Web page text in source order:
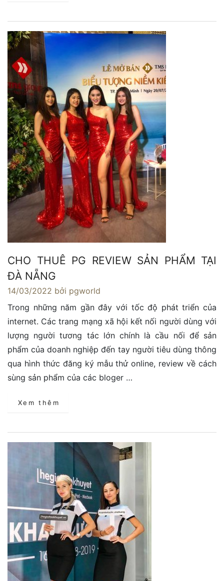
CHO THUÊ PG REVIEW SẢN PHẨM TẠI
ĐÀ NẴNG
14/03/2022 bởi pgworld
Trong những năm gần đây với tốc độ phát triển của
internet. Các trang mạng xã hội kết nối người dùng với
lượng người tương tác lớn chính là cầu nối để sản
phẩm của doanh nghiệp đến tay người tiêu dùng thông
qua hình thức đăng ký mẫu thử online, review về cách
sùng sản phẩm của các bloger …
Xem thêm